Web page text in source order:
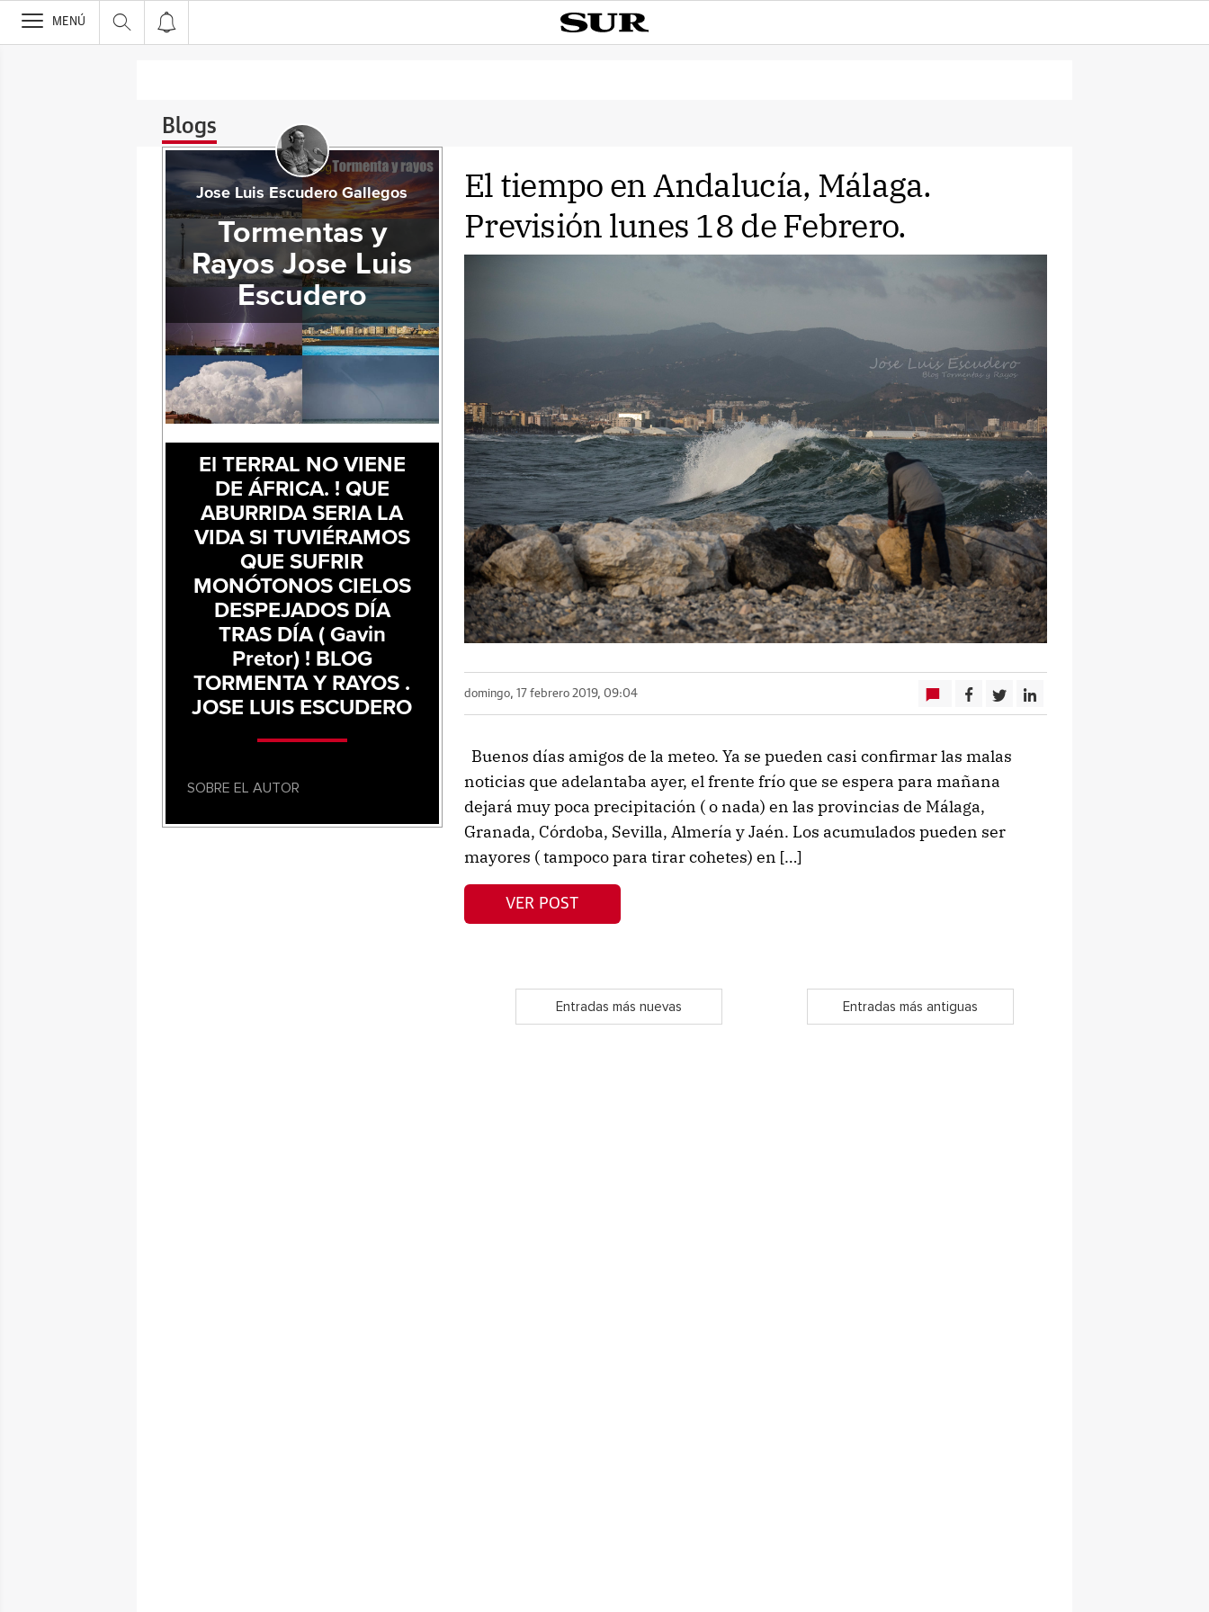
>
MENÚ
Blogs
El tiempo en Andalucía, Málaga.
Previsión lunes 18 de Febrero.
domingo, 17 febrero 2019, 09:04
Buenos días amigos de la meteo. Ya se pueden casi confirmar las malas
noticias que adelantaba ayer, el frente frío que se espera para mañana
dejará muy poca precipitación ( o nada) en las provincias de Málaga,
Granada, Córdoba, Sevilla, Almería y Jaén. Los acumulados pueden ser
mayores ( tampoco para tirar cohetes) en […]
VER POST
Entradas más nuevas Entradas más antiguas
Jose Luis Escudero Gallegos
Tormentas y
Rayos Jose Luis
Escudero
El TERRAL NO VIENE
DE ÁFRICA. ! QUE
ABURRIDA SERIA LA
VIDA SI TUVIÉRAMOS
QUE SUFRIR
MONÓTONOS CIELOS
DESPEJADOS DÍA
TRAS DÍA ( Gavin
Pretor) ! BLOG
TORMENTA Y RAYOS .
JOSE LUIS ESCUDERO
SOBRE EL AUTOR